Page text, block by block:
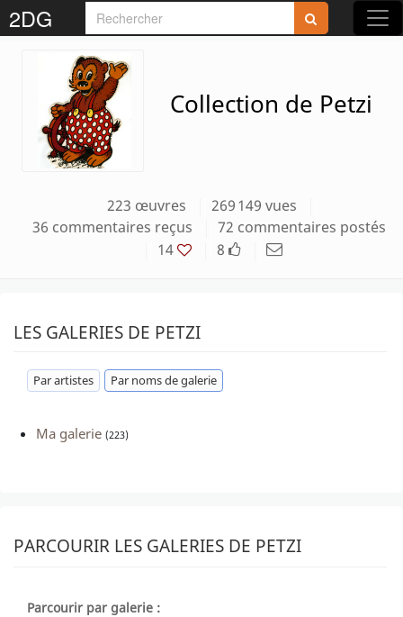
2DG
Collection de Petzi
223 œuvres
269 149 vues
36 commentaires reçus
72 commentaires postés
14
8
LES GALERIES DE PETZI
Par artistes Par noms de galerie
Ma galerie (223)
PARCOURIR LES GALERIES DE PETZI
Parcourir par galerie :